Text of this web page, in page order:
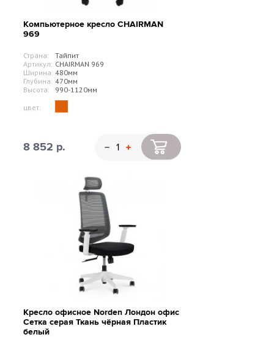
Компьютерное кресло CHAIRMAN
969
Страна:
Тайпит
Артикул: CHAIRMAN 969
Ширина: 480мм
Глубина: 470мм
Высота:
990-1120мм
цвет:
8 852 р.
Кресло офисное Norden Лондон офис
Сетка серая Ткань чёрная Пластик
белый